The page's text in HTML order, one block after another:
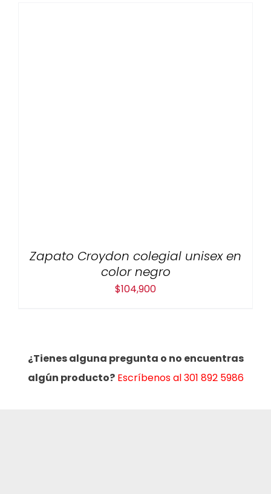
Zapato Croydon colegial unisex en
color negro
$104,900
¿Tienes alguna pregunta o no encuentras
algún producto? Escríbenos al 301 892 5986